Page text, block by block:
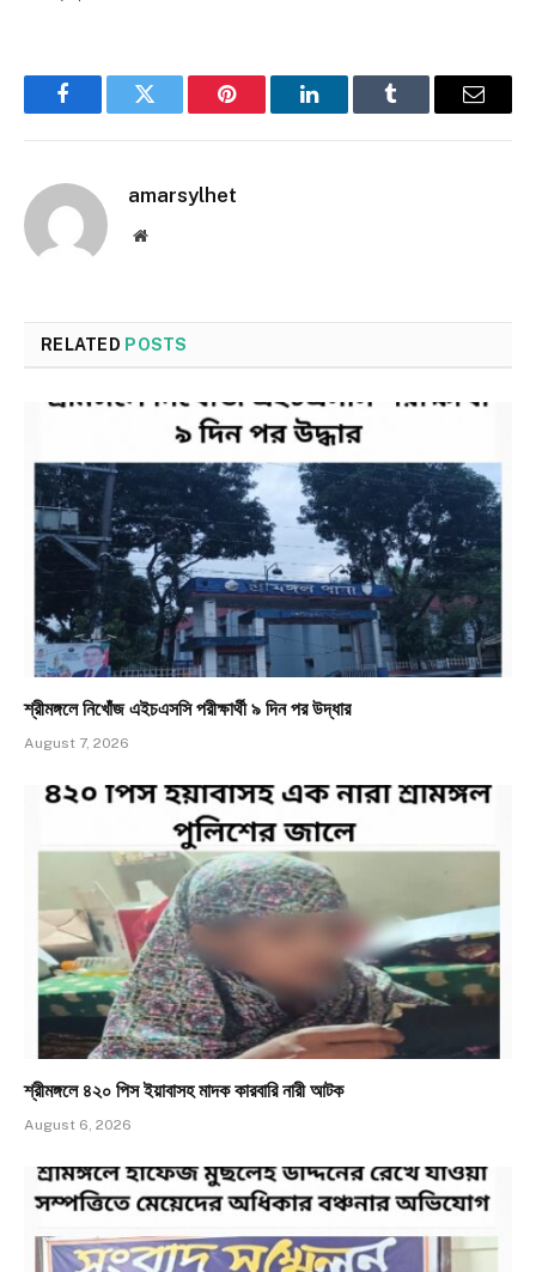
FacebookTwitter Pinterest LinkedInTumblr Email
amarsylhet
Website
RELATED POSTS
শ্রীমঙ্গলে নিখোঁজ এইচএসসি পরীক্ষার্থী ৯ দিন পর উদ্ধার
August 7, 2026
শ্রীমঙ্গলে ৪২০ পিস ইয়াবাসহ মাদক কারবারি নারী আটক
August 6, 2026